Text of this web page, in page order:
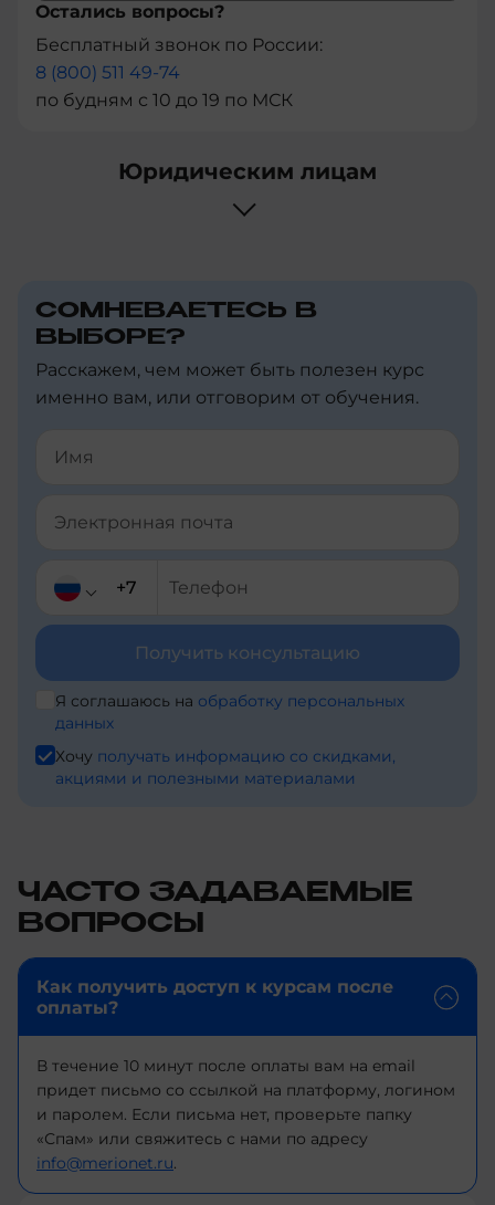
+358
+387
+32
+226
+1-
+591
242
+975
+267
+501
+1
+243
+236
Остались вопросы?
Бесплатный звонок по России:
8 (800) 511 49-74
по будням с 10 до 19 по МСК
Юридическим лицам
СОМНЕВАЕТЕСЬ В
ВЫБОРЕ?
Расскажем, чем может быть полезен курс
именно вам, или отговорим от обучения.
+7
+998
+971
+1-
268
+1-
264
Получить консультацию
Я соглашаюсь на обработку персональных
данных
Хочу получать информацию со скидками,
акциями и полезными материалами
ЧАСТО ЗАДАВАЕМЫЕ
ВОПРОСЫ
Как получить доступ к курсам после
оплаты?
В течение 10 минут после оплаты вам на email
придет письмо со ссылкой на платформу, логином
и паролем. Если письма нет, проверьте папку
«Спам» или свяжитесь с нами по адресу
info@merionet.ru.